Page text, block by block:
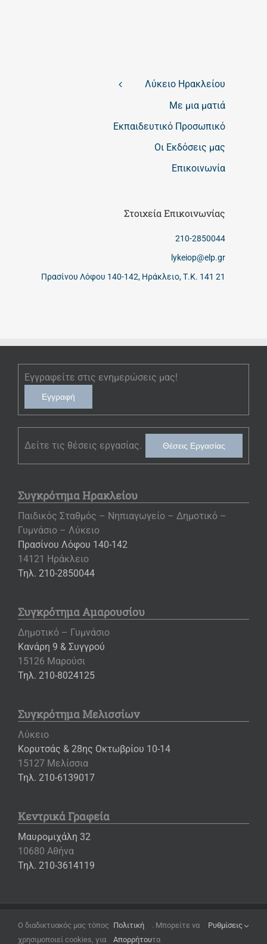
Λύκειο Ηρακλείου
Με μια ματιά
Εκπαιδευτικό Προσωπικό
Οι Εκδόσεις μας
Επικοινωνία
Στοιχεία Επικοινωνίας
210-2850044
lykeiop@elp.gr
Πρασίνου Λόφου 140-142, Ηράκλειο, Τ.Κ. 141 21
Εγγραφείτε στις ενημερώσεις μας!
Εγγραφή
Δείτε τις θέσεις εργασίας. Θέσεις Εργασίας
Συγκρότημα Ηρακλείου
Παιδικός Σταθμός – Νηπιαγωγείο – Δημοτικό –
Γυμνάσιο – Λύκειο
Πρασίνου Λόφου 140-142
14121 Ηράκλειο
Τηλ. 210-2850044
Συγκρότημα Αμαρουσίου
Δημοτικό – Γυμνάσιο
Κανάρη 9 & Συγγρού
15126 Μαρούσι
Τηλ. 210-8024125
Συγκρότημα Μελισσίων
Λύκειο
Κορυτσάς & 28ης Οκτωβρίου 10-14
15127 Μελίσσια
Τηλ. 210-6139017
Κεντρικά Γραφεία
Μαυρομιχάλη 32
10680 Αθήνα
Τηλ. 210-3614119
Ο διαδικτυακός μας τόπος
χρησιμοποιεί cookies, για
Πολιτική
Απορρήτου
. Μπορείτε να
τα
Ρυθμίσεις